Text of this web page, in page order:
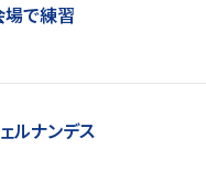
で練習
ルナンデス